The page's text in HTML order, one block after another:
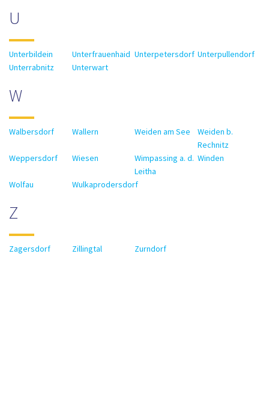
U
Unterbildein Unterfrauenhaid Unterpetersdorf Unterpullendorf
Unterrabnitz
Unterwart
W
Walbersdorf Wallern Weiden am See
Weiden b.
Rechnitz
Weppersdorf
Wiesen
Wimpassing a. d.
Leitha
Winden
Wolfau Wulkaprodersdorf
Z
Zagersdorf Zillingtal Zurndorf